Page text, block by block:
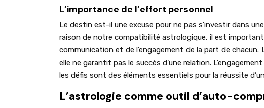
L’importance de l’effort personnel
Le destin est-il une excuse pour ne pas s’investir dans
raison de notre compatibilité astrologique, il est
communication et de l’engagement de la part de
elle ne garantit pas le succès d’une relation.
les défis sont des éléments essentiels pour la réussite
L’astrologie comme outil d’auto-